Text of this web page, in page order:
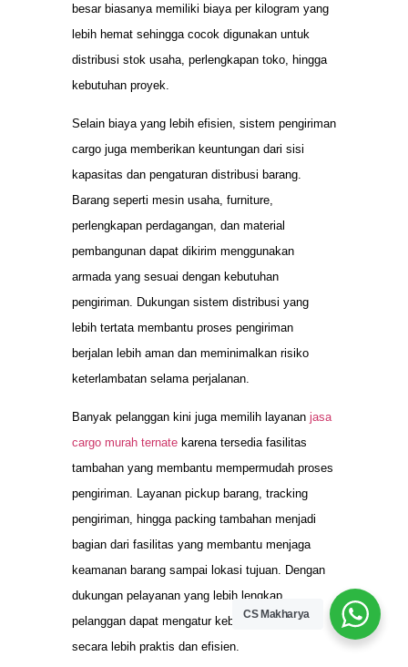
besar biasanya memiliki biaya per kilogram yang
lebih hemat sehingga cocok digunakan untuk
distribusi stok usaha, perlengkapan toko, hingga
kebutuhan proyek.
Selain biaya yang lebih efisien, sistem pengiriman
cargo juga memberikan keuntungan dari sisi
kapasitas dan pengaturan distribusi barang.
Barang seperti mesin usaha, furniture,
perlengkapan perdagangan, dan material
pembangunan dapat dikirim menggunakan
armada yang sesuai dengan kebutuhan
pengiriman. Dukungan sistem distribusi yang
lebih tertata membantu proses pengiriman
berjalan lebih aman dan meminimalkan risiko
keterlambatan selama perjalanan.
Banyak pelanggan kini juga memilih layanan jasa
cargo murah ternate karena tersedia fasilitas
tambahan yang membantu mempermudah proses
pengiriman. Layanan pickup barang, tracking
pengiriman, hingga packing tambahan menjadi
bagian dari fasilitas yang membantu menjaga
keamanan barang sampai lokasi tujuan. Dengan
dukungan pelayanan yang lebih lengkap,
pelanggan dapat mengatur kebutuhan distribusi
secara lebih praktis dan efisien.
CS Makharya